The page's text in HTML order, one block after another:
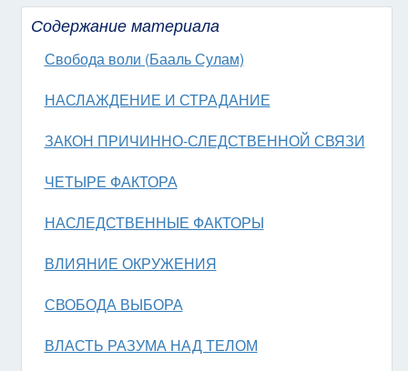
Содержание материала
Свобода воли (Бааль Сулам)
НАСЛАЖДЕНИЕ И СТРАДАНИЕ
ЗАКОН ПРИЧИННО-СЛЕДСТВЕННОЙ СВЯЗИ
ЧЕТЫРЕ ФАКТОРА
НАСЛЕДСТВЕННЫЕ ФАКТОРЫ
ВЛИЯНИЕ ОКРУЖЕНИЯ
СВОБОДА ВЫБОРА
ВЛАСТЬ РАЗУМА НАД ТЕЛОМ